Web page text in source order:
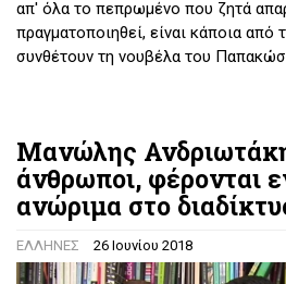
απ' όλα το πεπρωμένο που ζητά
πραγματοποιηθεί, είναι κάποια από
συνθέτουν τη νουβέλα του
Μανώλης
άνθρωποι, φέρονται
ανώριμα στο
ΕΛΛΗΝΕΣ 26 Ιουνίου 2018